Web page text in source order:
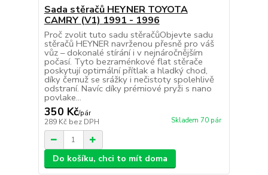
Sada stěračů HEYNER TOYOTA
CAMRY (V1) 1991 - 1996
Proč zvolit tuto sadu stěračůObjevte sadu
stěračů HEYNER navrženou přesně pro váš
vůz – dokonalé stírání i v nejnáročnějším
počasí. Tyto bezraménkové flat stěrače
poskytují optimální přítlak a hladký chod,
díky čemuž se srážky i nečistoty spolehlivě
odstraní. Navíc díky prémiové pryži s nano
povlake...
350 Kč/pár
289 Kč bez DPH Skladem 70 pár
Do košíku, chci to mít doma